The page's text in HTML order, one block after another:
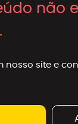
não
nosso site e